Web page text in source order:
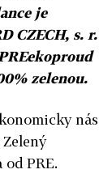
je
CZECH, s. r.
zelenou.
nás
PRE.